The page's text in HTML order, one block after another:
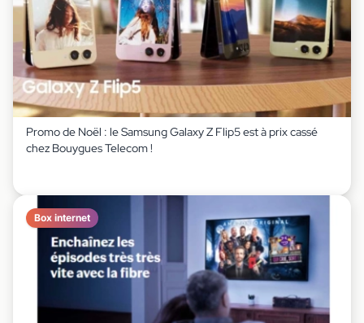
Promo de Noël : le Samsung Galaxy Z Flip5 est à prix cassé
chez Bouygues Telecom !
Box internet